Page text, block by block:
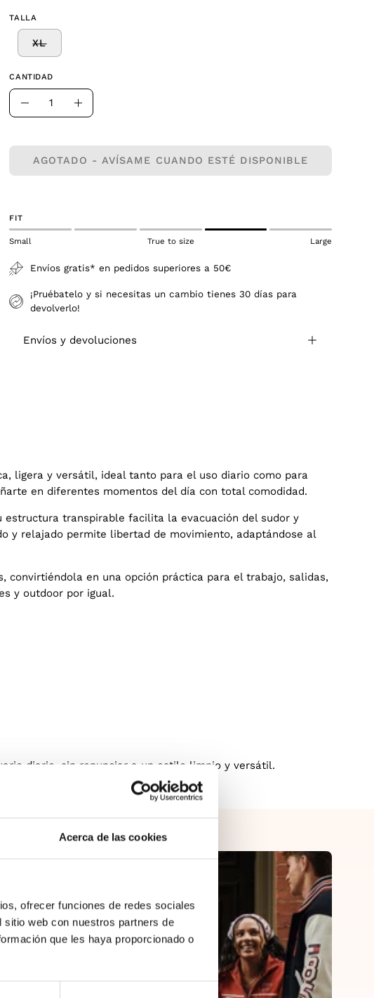
Acerca de las cookies
ofrecer funciones de redes sociales
web con nuestros partners de
que les haya proporcionado o
TALLA
XL
CANTIDAD
Cantidad
Disminuir
cantidad
Aumentar
cantidad
AGOTADO - AVÍSAME CUANDO ESTÉ DISPONIBLE
FIT
Small True to size Large
Envíos gratis* en pedidos superiores a 50€
¡Pruébatelo y si necesitas un cambio tienes 30 días para
devolverlo!
Envíos y devoluciones
ligera y versátil, ideal tanto para el uso diario como para
en diferentes momentos del día con total comodidad.
transpirable facilita la evacuación del sudor y
y relajado permite libertad de movimiento, adaptándose al
en una opción práctica para el trabajo, salidas,
y outdoor por igual.
diario, sin renunciar a un estilo limpio y versátil.